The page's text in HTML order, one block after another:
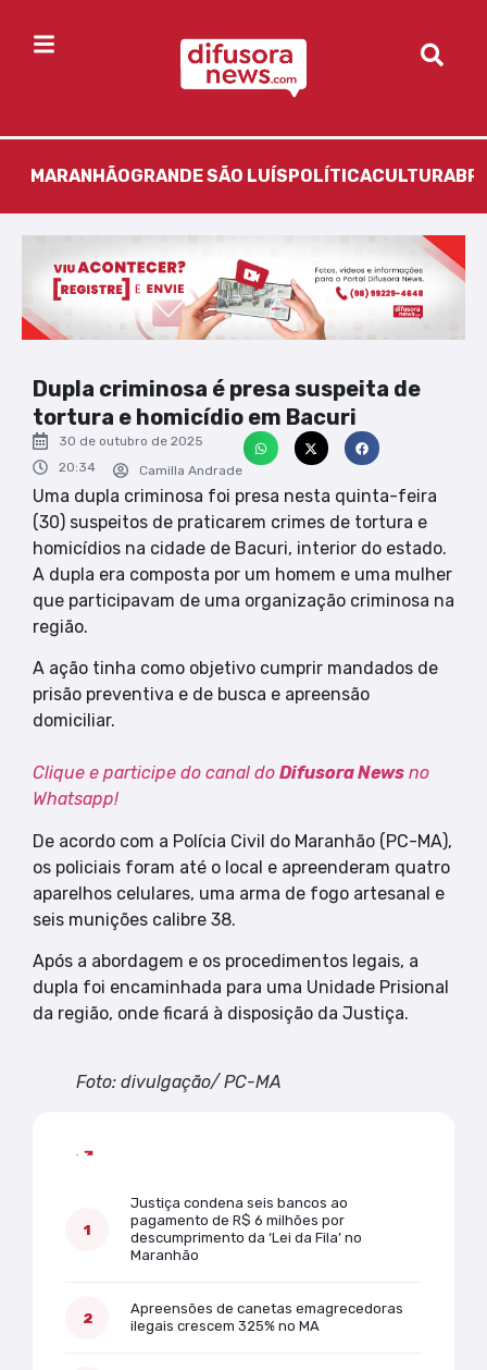
MARANHÃOGRANDE SÃO LUÍS POLÍTICACULTURA
Dupla criminosa é presa suspeita de
tortura e homicídio em Bacuri
30 de outubro de 2025
20:34
Camilla Andrade
Uma dupla criminosa foi presa nesta quinta-feira
(30) suspeitos de praticarem crimes de tortura e
homicídios na cidade de Bacuri, interior do estado.
A dupla era composta por um homem e uma mulher
que participavam de uma organização criminosa na
região.
A ação tinha como objetivo cumprir mandados de
prisão preventiva e de busca e apreensão
domiciliar.
Clique e participe do canal do Difusora News no
Whatsapp!
De acordo com a Polícia Civil do Maranhão (PC-MA),
os policiais foram até o local e apreenderam quatro
aparelhos celulares, uma arma de fogo artesanal e
seis munições calibre 38.
Após a abordagem e os procedimentos legais, a
dupla foi encaminhada para uma Unidade Prisional
da região, onde ficará à disposição da Justiça.
Foto: divulgação/ PC-MA
Justiça condena seis bancos ao
pagamento de R$ 6 milhões por
descumprimento da ‘Lei da Fila’ no
Maranhão
Apreensões de canetas emagrecedoras
ilegais crescem 325% no MA